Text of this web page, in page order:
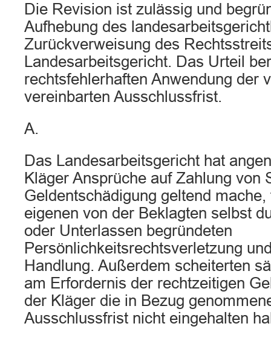
Die Revision ist zulässig und
Aufhebung des
Zurückverweisung des
Landesarbeitsgericht. Das Urteil
rechtsfehlerhaften Anwendung der
vereinbarten Ausschlussfrist.
A.
Das Landesarbeitsgericht hat
Kläger Ansprüche auf Zahlung von
Geldentschädigung geltend
eigenen von der Beklagten selbst
oder Unterlassen begründeten
Persönlichkeitsrechtsverletzung
Handlung. Außerdem scheiterten
am Erfordernis der rechtzeitigen
der Kläger die in Bezug
Ausschlussfrist nicht eingehalten